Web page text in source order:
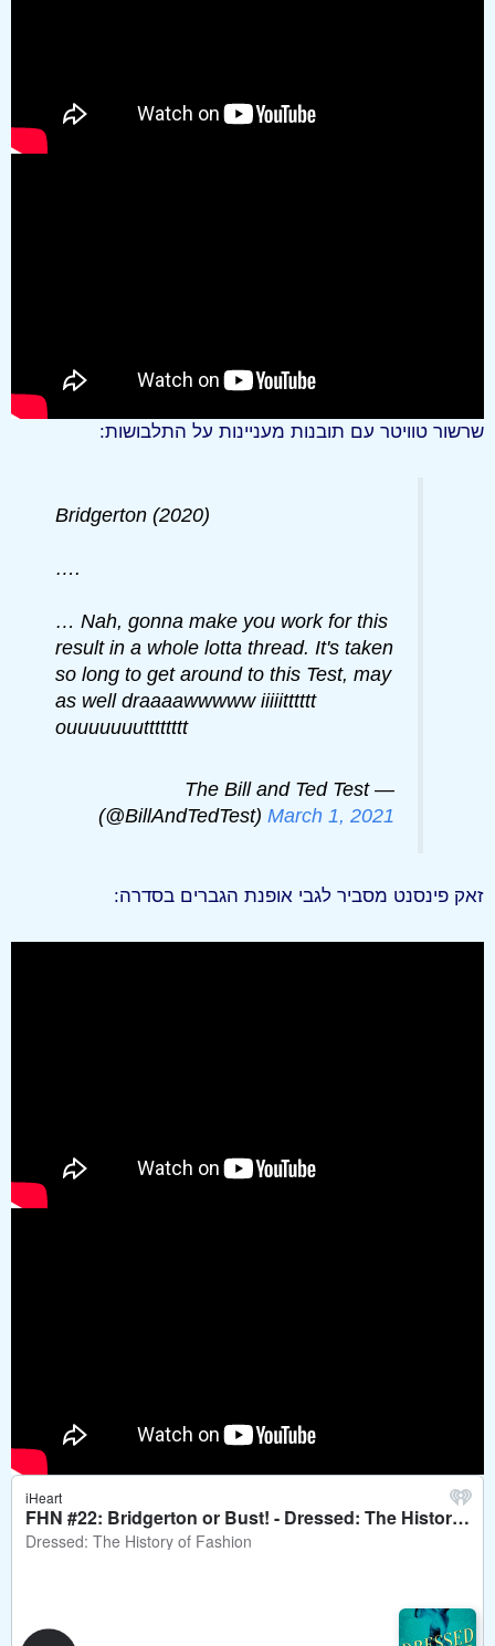
שרשור טוויטר עם תובנות מעניינות על התלבושות:
Bridgerton (2020)
….
… Nah, gonna make you work for this
result in a whole lotta thread. It's taken
so long to get around to this Test, may
as well draaaawwwww iiiiitttttt
ouuuuuuutttttttt
— The Bill and Ted Test
(@BillAndTedTest) March 1, 2021
זאק פינסנט מסביר לגבי אופנת הגברים בסדרה: